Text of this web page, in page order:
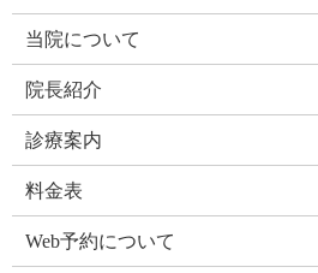
当院について
院長紹介
診療案内
料金表
Web予約について